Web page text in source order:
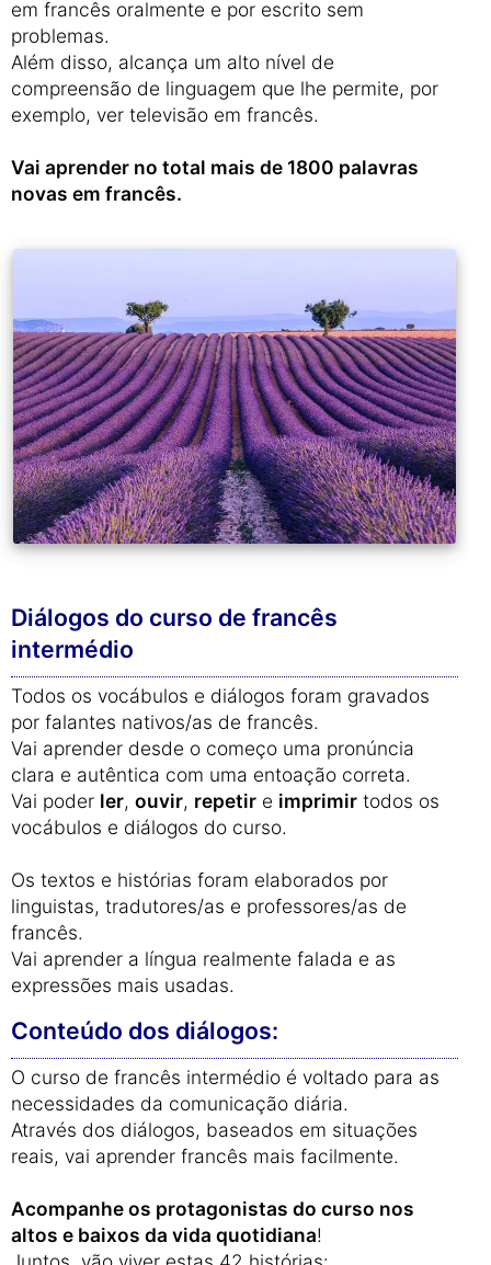
em francês oralmente e por escrito sem
problemas.
Além disso, alcança um alto nível de
compreensão de linguagem que lhe permite, por
exemplo, ver televisão em francês.
Vai aprender no total mais de 1800 palavras
novas em francês.
Diálogos do curso de francês
intermédio
Todos os vocábulos e diálogos foram gravados
por falantes nativos/as de francês.
Vai aprender desde o começo uma pronúncia
clara e autêntica com uma entoação correta.
Vai poder ler, ouvir, repetir e imprimir todos os
vocábulos e diálogos do curso.
Os textos e histórias foram elaborados por
linguistas, tradutores/as e professores/as de
francês.
Vai aprender a língua realmente falada e as
expressões mais usadas.
Conteúdo dos diálogos:
O curso de francês intermédio é voltado para as
necessidades da comunicação diária.
Através dos diálogos, baseados em situações
reais, vai aprender francês mais facilmente.
Acompanhe os protagonistas do curso nos
altos e baixos da vida quotidiana!